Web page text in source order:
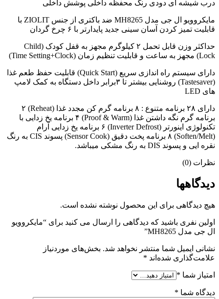
درب شیشه ای دودی رنگ محفظه داخلی پوشش داخلی
مایکروویو ال جی مدل MH8265 ضد باکتری از جنس ZIOLIT با
قابلیت تمیز کردن آسان سینی جدید پایدارتر با ۶ چرخ گردان
حداکثر وزن قابل تحمل ۲ کیلوگرم مجهز به قفل کودک (Child
Lock) مجهز به ساعت و قابلیت تنظیم زمان (Time Setting+Clock)
دارای سیستم راه اندازی سریع (Quick Start) قابلیت حفظ طعم غذا
(Tastesaver) روشنایی بیشتر تا ۳برابر داخل دستگاه به کمک لامپ
های LED
دارای ۲۸ برنامه متنوع : ۸ برنامه گرم کن مجدد غذا (Reheat) ۲
برنامه گرم نگه داشتن غذا (Proof & Warm) ۴ برنامه یخ زدایی با
تکنولوژی اینورتر (Inverter Defrost) ۶ برنامه یخ زدایی آرام
(Soften/Melt) ۸ برنامه پخت دقیق (Sensor Cook) پسوند CIS به رنگ
نقره ایی و پسوند DIS به رنگ مشکی میباشد.
نظرات (0)
دیدگاهها
هیچ دیدگاهی برای این محصول نوشته نشده است.
اولین نفری باشید که دیدگاهی را ارسال می کنید برای “مایکروویو
ال جی مدل MH8265”
نشانی ایمیل شما منتشر نخواهد شد. بخش‌های موردنیاز
علامت‌گذاری شده‌اند *
امتیاز شما *
دیدگاه شما *